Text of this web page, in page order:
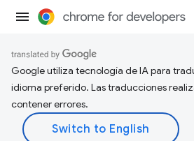
Google utiliza tecnología de IA para
idioma preferido. Las traducciones
contener errores.